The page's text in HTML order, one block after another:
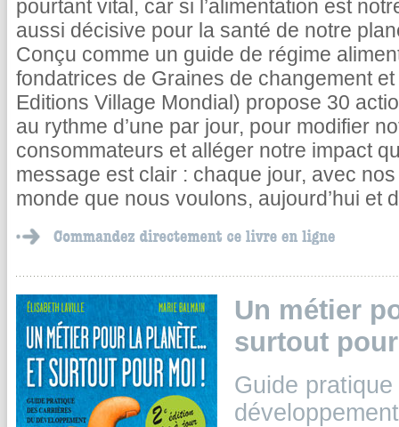
pourtant vital, car si l’alimentation est
aussi décisive pour la santé de notre
Conçu comme un guide de régime
fondatrices de Graines de changement
Editions Village Mondial) propose 30
au rythme d’une par jour, pour modifier
consommateurs et alléger notre impact
message est clair : chaque jour, avec
monde que nous voulons, aujourd’hui et
Un métier
surtout
Guide